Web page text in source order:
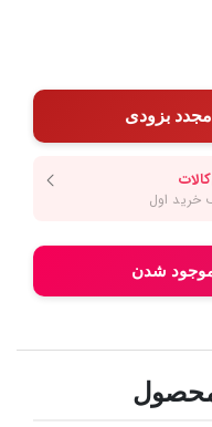
بزودی
شدن